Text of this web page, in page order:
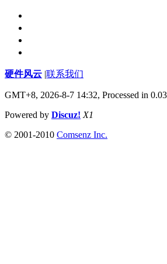
硬件风云 联系我们
GMT+8, 2026-8-7 14:32, Processed in
Powered by Discuz! X1
© 2001-2010 Comsenz Inc.